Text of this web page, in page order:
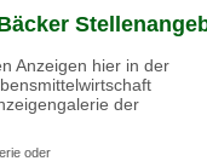
Anzeigen hier in der
der
oder